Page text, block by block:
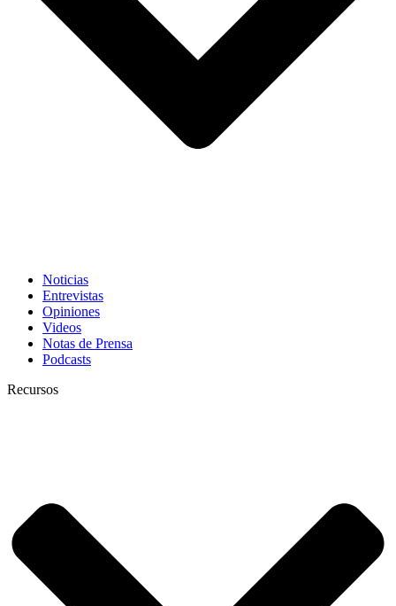
Noticias
Entrevistas
Opiniones
Videos
Notas de Prensa
Podcasts
Recursos